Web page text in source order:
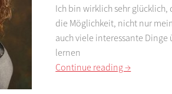
Ich bin wirklich sehr glücklich,
die Möglichkeit, nicht nur
auch viele interessante Dinge
lernen
Continue reading →